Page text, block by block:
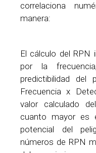
correlaciona
manera:
El cálculo del RPN
por la
predictibilidad del
Frecuencia x
valor calculado
cuanto mayor es
potencial del
números de RPN